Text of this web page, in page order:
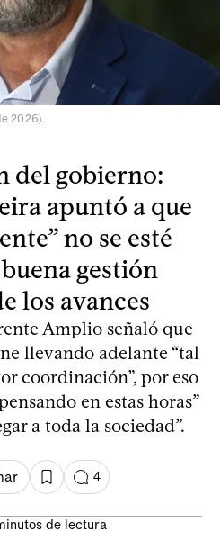
2026).
del gobierno:
apuntó a que
no se esté
gestión
los avances
Amplio señaló que
llevando adelante “tal
coordinación”, por eso
en estas horas”
a toda la sociedad”.
4
de lectura